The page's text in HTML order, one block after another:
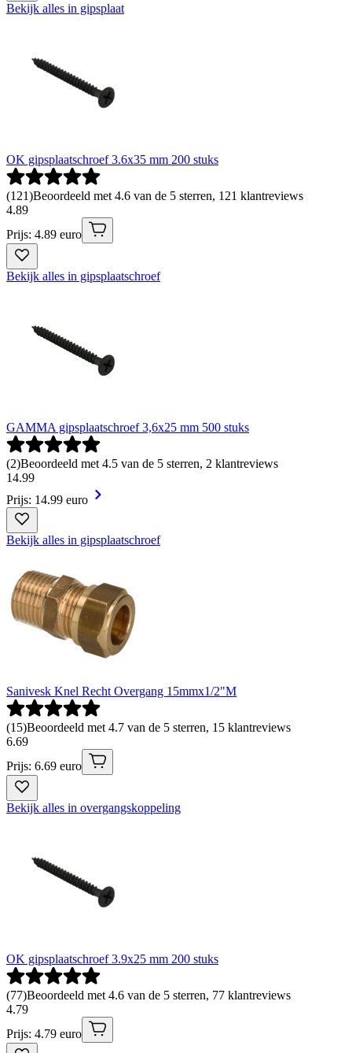
Bekijk alles in gipsplaat
OK gipsplaatschroef 3.6x35 mm 200 stuks
(121)Beoordeeld met 4.6 van de 5 sterren, 121 klantreviews
4.89
Prijs: 4.89 euro
Bekijk alles in gipsplaatschroef
GAMMA gipsplaatschroef 3,6x25 mm 500 stuks
(2)Beoordeeld met 4.5 van de 5 sterren, 2 klantreviews
14.99
Prijs: 14.99 euro
Bekijk alles in gipsplaatschroef
Sanivesk Knel Recht Overgang 15mmx1/2"M
(15)Beoordeeld met 4.7 van de 5 sterren, 15 klantreviews
6.69
Prijs: 6.69 euro
Bekijk alles in overgangskoppeling
OK gipsplaatschroef 3.9x25 mm 200 stuks
(77)Beoordeeld met 4.6 van de 5 sterren, 77 klantreviews
4.79
Prijs: 4.79 euro